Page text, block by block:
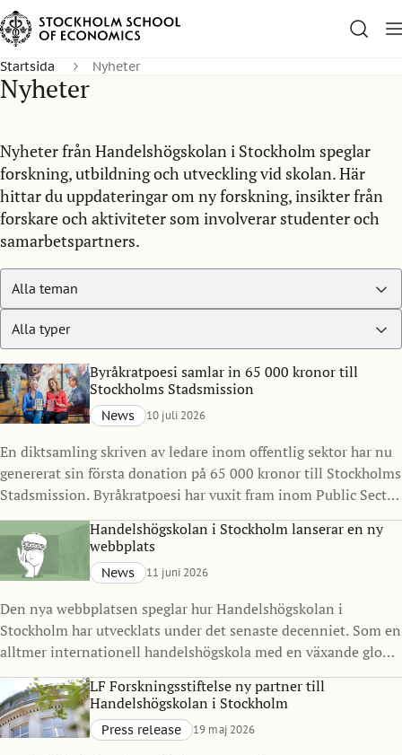
Startsida Nyheter
Nyheter
Nyheter från Handelshögskolan i Stockholm speglar
forskning, utbildning och utveckling vid skolan. Här
hittar du uppdateringar om ny forskning, insikter från
forskare och aktiviteter som involverar studenter och
samarbetspartners.
Byråkratpoesi samlar in 65 000 kronor till
Stockholms Stadsmission
News 10 juli 2026
En diktsamling skriven av ledare inom offentlig sektor har nu
genererat sin första donation på 65 000 kronor till Stockholms
Stadsmission. Byråkratpoesi har vuxit fram inom Public Sector
Management Program vid Handelshögskolan i Stockholm
under det senaste decenniet och visar hur ledarskap, reflektion
och kreativitet kan göra avtryck långt utanför klassrummet.
Handelshögskolan i Stockholm lanserar en ny
webbplats
News 11 juni 2026
Den nya webbplatsen speglar hur Handelshögskolan i
Stockholm har utvecklats under det senaste decenniet. Som en
alltmer internationell handelshögskola med en växande global
gemenskap ville vi skapa en digital närvaro som bättre
representerar vilka vi är idag och vart vi är på väg.
LF Forskningsstiftelse ny partner till
Handelshögskolan i Stockholm
Press release 19 maj 2026